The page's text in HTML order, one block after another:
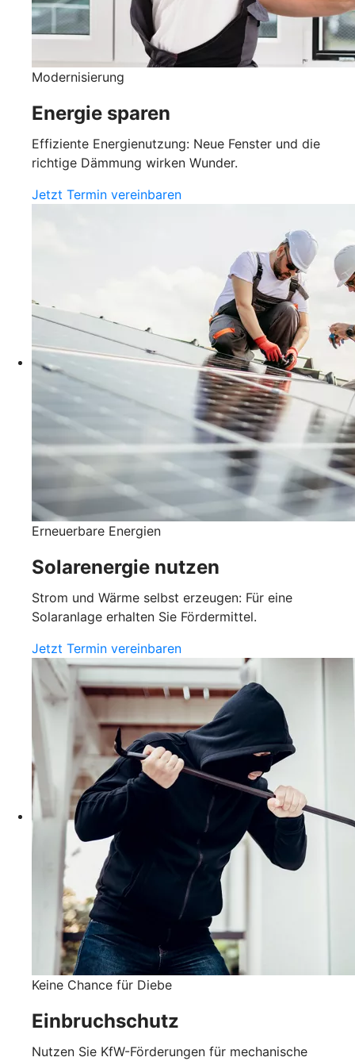
Modernisierung
Energie sparen
Effiziente Energienutzung: Neue Fenster und die
richtige Dämmung wirken Wunder.
Jetzt Termin vereinbaren
Erneuerbare Energien
Solarenergie nutzen
Strom und Wärme selbst erzeugen: Für eine
Solaranlage erhalten Sie Fördermittel.
Jetzt Termin vereinbaren
Keine Chance für Diebe
Einbruchschutz
Nutzen Sie KfW-Förderungen für mechanische